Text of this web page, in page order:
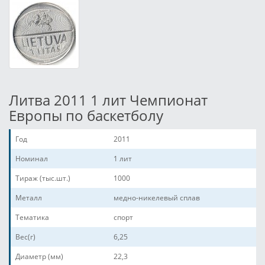
Литва 2011 1 лит Чемпионат
Европы по баскетболу
Год
2011
Номинал
1 лит
Тираж (тыс.шт.)
1000
Металл
медно-никелевый сплав
Тематика
спорт
Вес(г)
6,25
Диаметр (мм)
22,3